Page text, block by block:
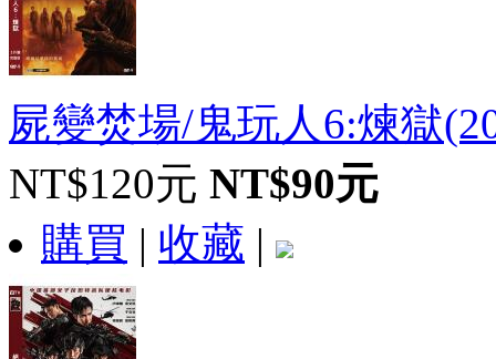
屍變焚場/鬼玩人6:煉獄
NT$120元 NT$90元
購買 | 收藏 |